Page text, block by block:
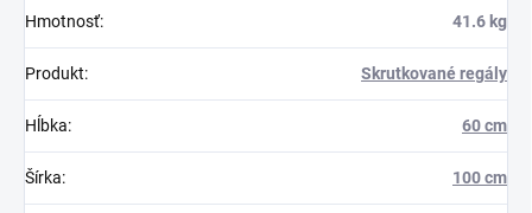
Hmotnosť: 41.6 kg
Produkt: Skrutkované regály
Hĺbka: 60 cm
Šírka: 100 cm